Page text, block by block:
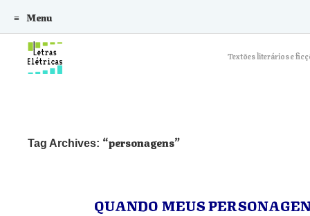
Textões literários e
Menu
Skip to content
Tag Archives: personagens
QUANDO MEUS